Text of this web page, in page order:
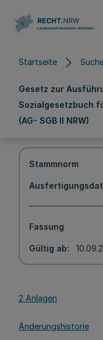
Startseite
Gesetz zur
Sozialgesetzbuch
(AG- SGB II NRW)
Stammnorm
Fassung
Gültig ab
2 Anlagen
Änderungshistorie